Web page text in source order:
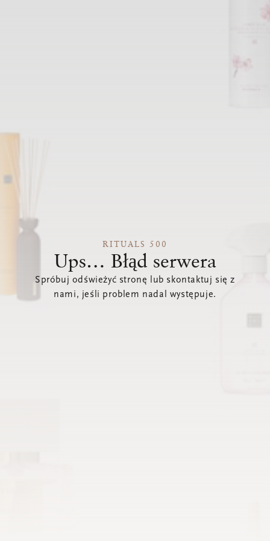
RITUALS 500
Ups… Błąd serwera
Spróbuj odświeżyć stronę lub skontaktuj się z
nami, jeśli problem nadal występuje.